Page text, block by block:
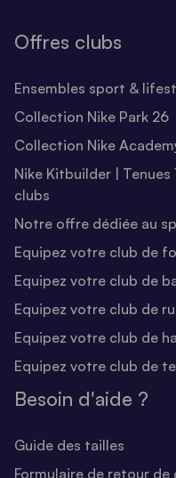
Offres clubs
Ensembles sport &
Collection Nike Park 26
Collection Nike
Nike Kitbuilder |
clubs
Notre offre dédiée au
Equipez votre club de
Equipez votre club de
Equipez votre club de
Equipez votre club de
Equipez votre club de
Besoin d'aide ?
Guide des tailles
Formulaire de retour de